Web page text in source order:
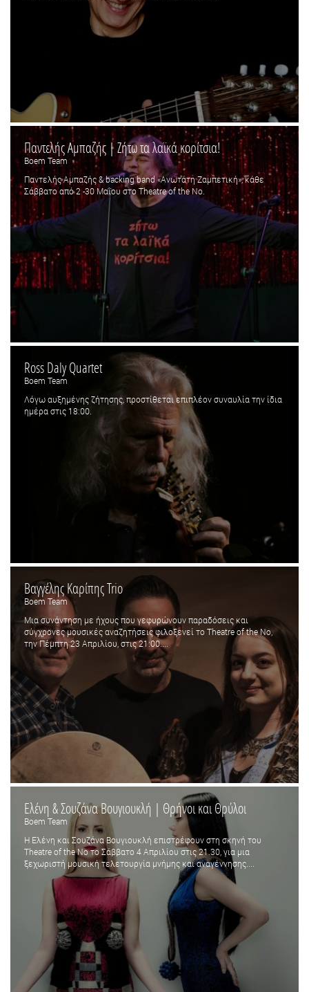
Παντελής Αμπαζής | Ζήτω τα λαϊκά κορίτσια!
Boem Team
Παντελής Αμπαζής & backing band «Ανωτάτη Ζαμπετική», κάθε
Σάββατο από 2 -30 Μαΐου στο Theatre of the No.
Ross Daly Quartet
Boem Team
Λόγω αυξημένης ζήτησης, προστίθεται επιπλέον συναυλία την ίδια
ημέρα στις 18:00.
Βαγγέλης Καρίπης Trio
Boem Team
Μια συνάντηση με ήχους που γεφυρώνουν παραδόσεις και
σύγχρονες μουσικές αναζητήσεις φιλοξενεί το Theatre of the No,
την Πέμπτη 23 Απριλίου, στις 21:00....
Ελένη & Σουζάνα Βουγιουκλή | Θρήνοι και Θρύλοι
Boem Team
Η Ελένη και Σουζάνα Βουγιουκλή επιστρέφουν στη σκηνή του
Theatre of the No το Σάββατο 4 Απριλίου στις 21.30, για μια
ξεχωριστή μουσική τελετουργία μνήμης και αναγέννησης....